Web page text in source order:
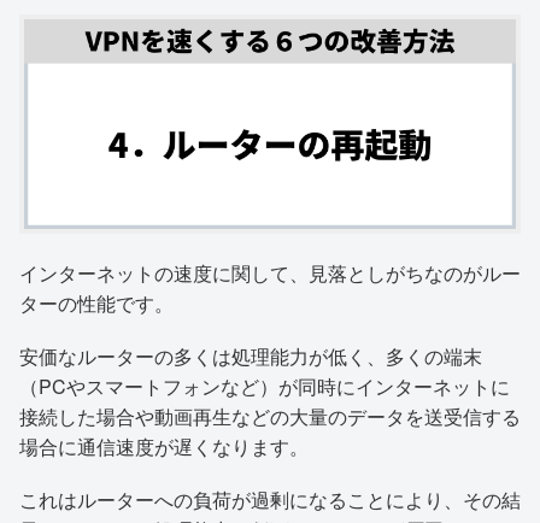
インターネットの速度に関して、見落としがちなのがルー
ターの性能です。
安価なルーターの多くは処理能力が低く、多くの端末
（PCやスマートフォンなど）が同時にインターネットに
接続した場合や動画再生などの大量のデータを送受信する
場合に通信速度が遅くなります。
これはルーターへの負荷が過剰になることにより、その結